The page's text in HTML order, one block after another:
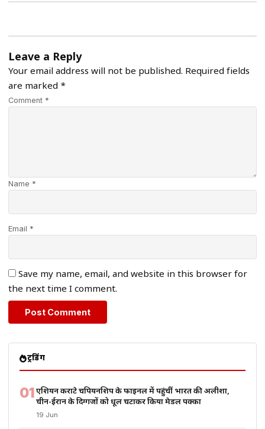
Leave a Reply
Your email address will not be published. Required fields
are marked *
Comment *
Name *
Email *
Save my name, email, and website in this browser for
the next time I comment.
ट्रेंडिंग
01एशियन कराटे चैंपियनशिप के फाइनल में पहुंचीं भारत की अलीशा,
चीन-ईरान के दिग्गजों को धूल चटाकर किया मेडल पक्का
19 Jun